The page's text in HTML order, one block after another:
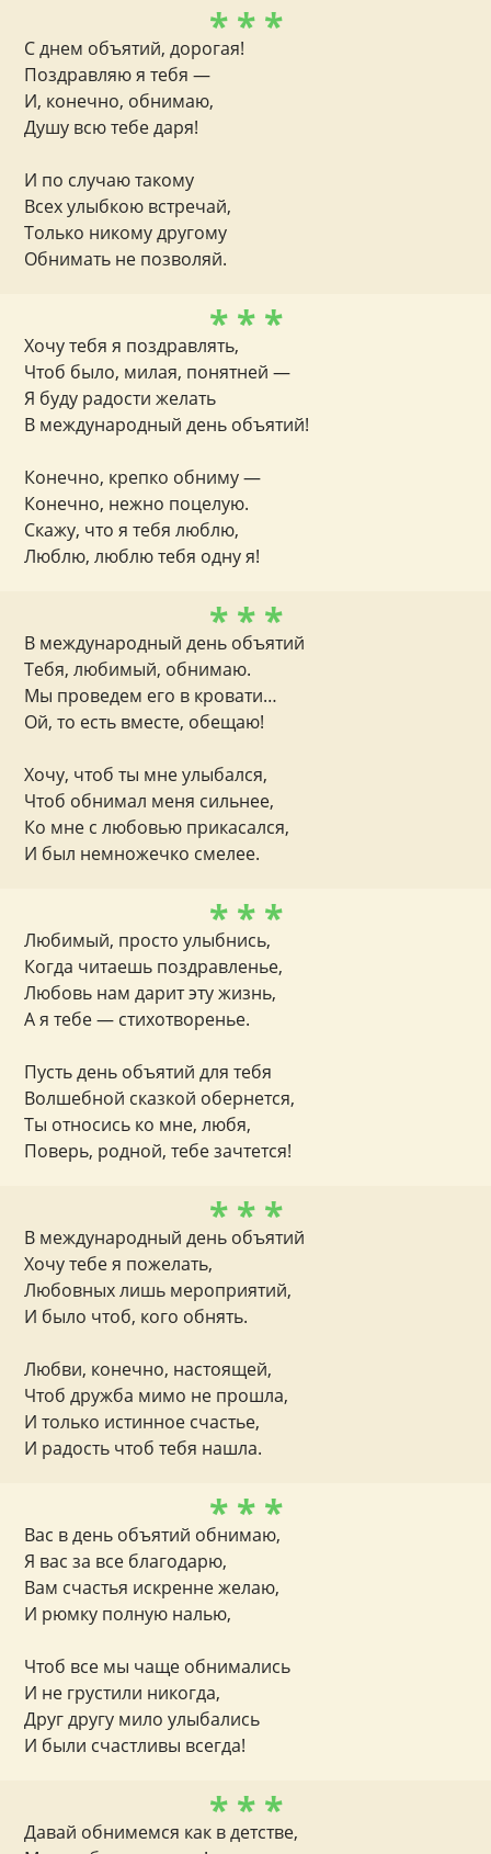
* * *
С днем объятий, дорогая!
Поздравляю я тебя —
И, конечно, обнимаю,
Душу всю тебе даря!
И по случаю такому
Всех улыбкою встречай,
Только никому другому
Обнимать не позволяй.
* * *
Хочу тебя я поздравлять,
Чтоб было, милая, понятней —
Я буду радости желать
В международный день объятий!
Конечно, крепко обниму —
Конечно, нежно поцелую.
Скажу, что я тебя люблю,
Люблю, люблю тебя одну я!
* * *
В международный день объятий
Тебя, любимый, обнимаю.
Мы проведем его в кровати…
Ой, то есть вместе, обещаю!
Хочу, чтоб ты мне улыбался,
Чтоб обнимал меня сильнее,
Ко мне с любовью прикасался,
И был немножечко смелее.
* * *
Любимый, просто улыбнись,
Когда читаешь поздравленье,
Любовь нам дарит эту жизнь,
А я тебе — стихотворенье.
Пусть день объятий для тебя
Волшебной сказкой обернется,
Ты относись ко мне, любя,
Поверь, родной, тебе зачтется!
* * *
В международный день объятий
Хочу тебе я пожелать,
Любовных лишь мероприятий,
И было чтоб, кого обнять.
Любви, конечно, настоящей,
Чтоб дружба мимо не прошла,
И только истинное счастье,
И радость чтоб тебя нашла.
* * *
Вас в день объятий обнимаю,
Я вас за все благодарю,
Вам счастья искренне желаю,
И рюмку полную налью,
Чтоб все мы чаще обнимались
И не грустили никогда,
Друг другу мило улыбались
И были счастливы всегда!
* * *
Давай обнимемся как в детстве,